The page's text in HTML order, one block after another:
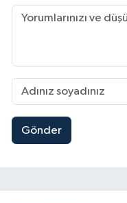
Gönder